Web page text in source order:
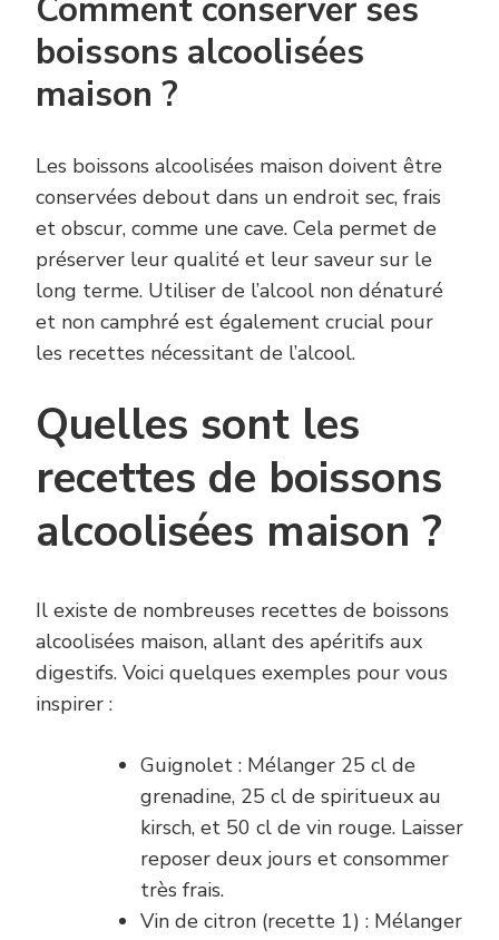
Comment conserver ses
boissons alcoolisées
maison ?
Les boissons alcoolisées maison doivent être
conservées debout dans un endroit sec, frais
et obscur, comme une cave. Cela permet de
préserver leur qualité et leur saveur sur le
long terme. Utiliser de l’alcool non dénaturé
et non camphré est également crucial pour
les recettes nécessitant de l’alcool.
Quelles sont les
recettes de boissons
alcoolisées maison ?
Il existe de nombreuses recettes de boissons
alcoolisées maison, allant des apéritifs aux
digestifs. Voici quelques exemples pour vous
inspirer :
Guignolet : Mélanger 25 cl de
grenadine, 25 cl de spiritueux au
kirsch, et 50 cl de vin rouge. Laisser
reposer deux jours et consommer
très frais.
Vin de citron (recette 1) : Mélanger